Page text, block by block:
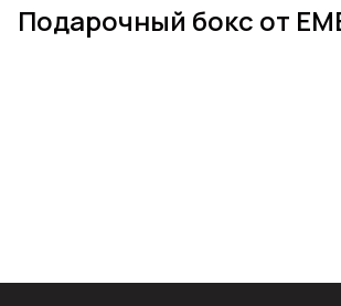
Подарочный бокс от